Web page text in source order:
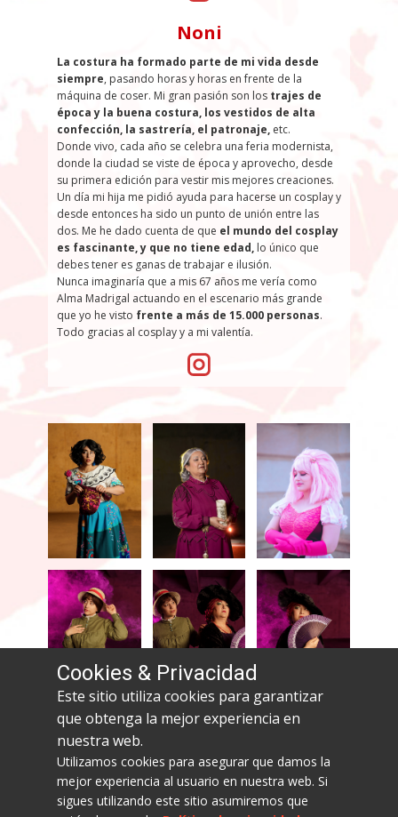
Noni
La costura ha formado parte de mi vida desde
siempre, pasando horas y horas en frente de la
máquina de coser. Mi gran pasión son los trajes de
época y la buena costura, los vestidos de alta
confección, la sastrería, el patronaje, etc.
Donde vivo, cada año se celebra una feria modernista,
donde la ciudad se viste de época y aprovecho, desde
su primera edición para vestir mis mejores creaciones.
Un día mi hija me pidió ayuda para hacerse un cosplay y
desde entonces ha sido un punto de unión entre las
dos. Me he dado cuenta de que el mundo del cosplay
es fascinante, y que no tiene edad, lo único que
debes tener es ganas de trabajar e ilusión.
Nunca imaginaría que a mis 67 años me vería como
Alma Madrigal actuando en el escenario más grande
que yo he visto frente a más de 15.000 personas.
Todo gracias al cosplay y a mi valentía.
c Fotos:IreneKuroi / Anthony Gomes / KOK
Cookies & Privacidad
Este sitio utiliza cookies para garantizar
que obtenga la mejor experiencia en
nuestra web.
Utilizamos cookies para asegurar que damos la
mejor experiencia al usuario en nuestra web. Si
sigues utilizando este sitio asumiremos que